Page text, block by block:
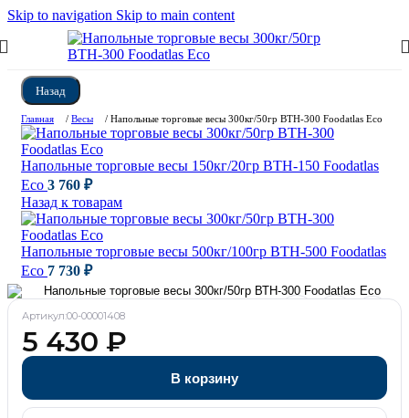
Skip to navigation Skip to main content
Назад
Главная / Весы / Напольные торговые весы 300кг/50гр ВТН-300 Foodatlas Eco
Напольные торговые весы 150кг/20гр ВТН-150 Foodatlas
Eco 3 760 ₽
Назад к товарам
Напольные торговые весы 500кг/100гр ВТН-500 Foodatlas
Eco 7 730 ₽
Артикул:00-00001408
5 430 ₽
В корзину